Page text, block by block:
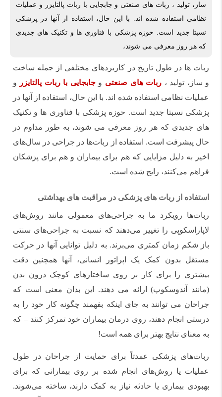
ساز، تولید ، ربات های صنعتی و جابجایی با ربات پالتایزر و عملیات
نظامی استفاده شده اند. با این حال، استفاده از آنها در پزشکی
نسبتا جدید است. حوزه پزشکی با فناوری ها و تکنیک های جدیدی
که هر روز معرفی می شوند،
ربات ها در طول تاریخ در کاربردهای مختلفی از جمله ساخت
و ساز، تولید ، ربات های صنعتی وجابجایی با ربات پالتایزر
و
عملیات نظامی استفاده شده اند. با این حال، استفاده از آنها در
پزشکی نسبتا جدید است. حوزه پزشکی با فناوری ها و تکنیک
های جدیدی که هر روز معرفی می شوند، به طور مداوم در
حال پیشرفت است. استفاده از ربات‌ها در جراحی در سال‌های
اخیر به دلیل مزایایی که هم برای بیماران و هم برای پزشکان
فراهم می‌کنند، رایج شده است.
استفاده از ربات های پزشکی در مراقبت های بهداشتی
ربات‌ها رویکرد ما به جراحی‌های معمولی مانند روش‌های
لاپاراسکوپی را تغییر می‌دهند که نسبت به جراحی‌های سنتی
باز شکم زمان کمتری می‌برند. به دلیل توانایی آنها در حرکت
مستقل بدون کمک یک اپراتور انسانی، آنها همچنین دقت
بیشتری را برای کار بر روی ساختارهای کوچک درون بدن
(مانند آندوسکوپ) ارائه می دهند. این بدان معنی است که
جراحان می توانند به جای اینکه بفهمند چگونه کار خود را به
درستی انجام دهند، روی درمان بیماران خود تمرکز کنند – که
به معنای نتایج بهتر برای همه است!
ربات‌های پزشکی عمدتاً برای حمایت از جراحان در طول
عملیات یا روش‌های انجام شده بر روی بیمارانی که برای
بهبودی بیماری یا حادثه نیاز به کمک دارند، ساخته می‌شوند.